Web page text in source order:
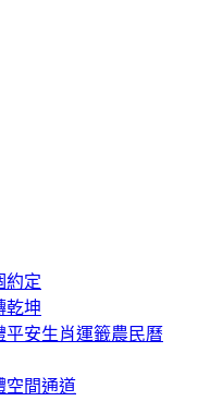
約定
乾坤
平安生肖運籤農民曆
空間通道